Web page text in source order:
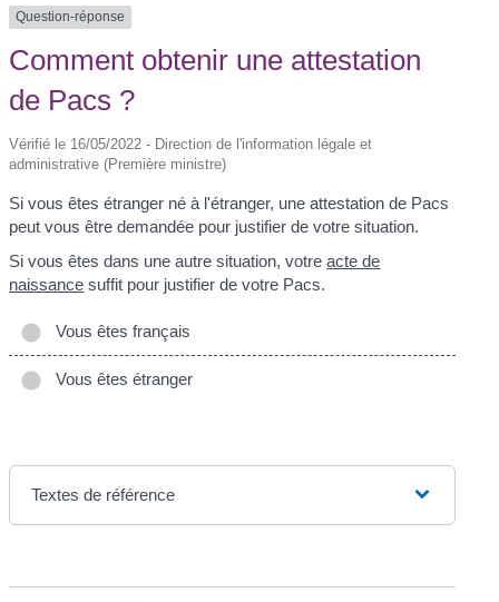
Question-réponse
Comment obtenir une attestation
de Pacs ?
Vérifié le 16/05/2022 - Direction de l'information légale et
administrative (Première ministre)
Si vous êtes étranger né à l'étranger, une attestation de Pacs
peut vous être demandée pour justifier de votre situation.
Si vous êtes dans une autre situation, votreacte de
naissance suffit pour justifier de votre Pacs.
Vous êtes français
Vous êtes étranger
Textes de référence